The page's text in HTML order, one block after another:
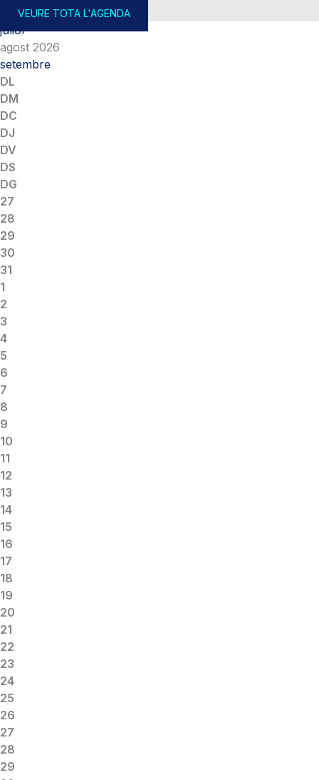
VEURE TOTA L'AGENDA
juliol
agost 2026
setembre
DL
DM
DC
DJ
DV
DS
DG
27
28
29
30
31
1
2
3
4
5
6
7
8
9
10
11
12
13
14
15
16
17
18
19
20
21
22
23
24
25
26
27
28
29